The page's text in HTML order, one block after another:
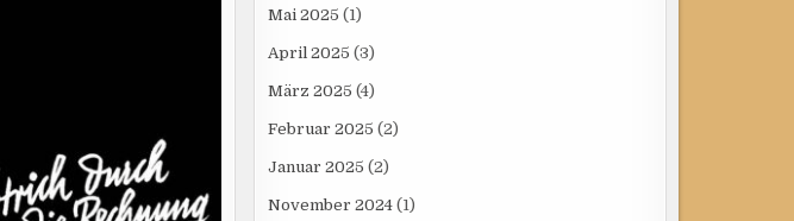
Mai 2025 (1)
April 2025 (3)
März 2025 (4)
Februar 2025 (2)
Januar 2025 (2)
November 2024(1)